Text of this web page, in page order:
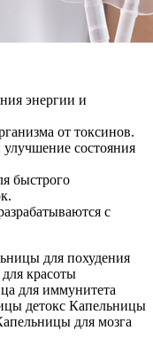
энергии и
от токсинов.
состояния
быстрого
с
для похудения
красоты
для иммунитета
детокс Капельницы
для мозга